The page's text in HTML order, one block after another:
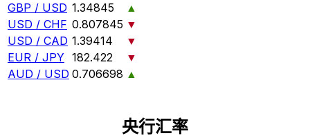
GBP / USD 1.34845
▲
USD / CHF 0.807845 ▼
USD / CAD 1.39414
▼
EUR / JPY 182.422
▼
AUD / USD 0.706698 ▲
央行汇率